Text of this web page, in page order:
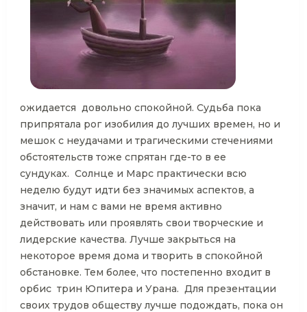
ожидается довольно спокойной. Судьба пока
припрятала рог изобилия до лучших времен, но и
мешок с неудачами и трагическими стечениями
обстоятельств тоже спрятан где-то в ее
сундуках. Солнце и Марс практически всю
неделю будут идти без значимых аспектов, а
значит, и нам с вами не время активно
действовать или проявлять свои творческие и
лидерские качества. Лучше закрыться на
некоторое время дома и творить в спокойной
обстановке. Тем более, что постепенно входит в
орбис трин Юпитера и Урана. Для презентации
своих трудов обществу лучше подождать, пока он